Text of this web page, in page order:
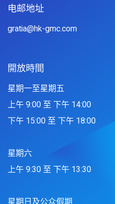
电邮地址
gratia@hk-gmc.com
開放時間
星期一至星期五
上午 9:00 至 下午 14:00
下午 15:00 至 下午 18:00
星期六
上午 9:30 至 下午 13:30